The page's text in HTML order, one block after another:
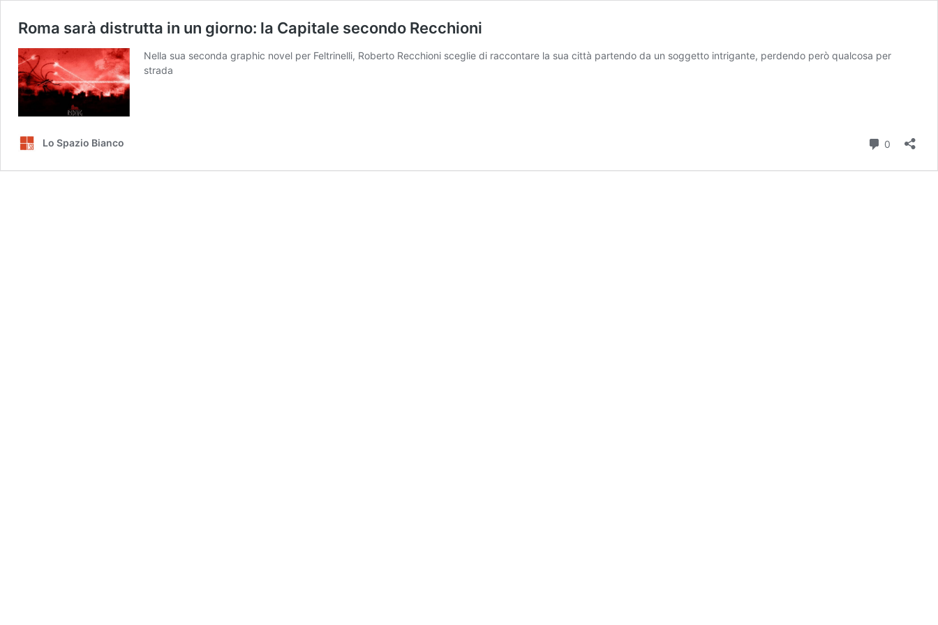
Roma sarà distrutta in un giorno: la Capitale secondo Recchioni
Nella sua seconda graphic novel per Feltrinelli, Roberto Recchioni sceglie di raccontare la sua città partendo da un soggetto intrigante, perdendo però qualcosa per
strada
Lo Spazio Bianco 0 Commenti